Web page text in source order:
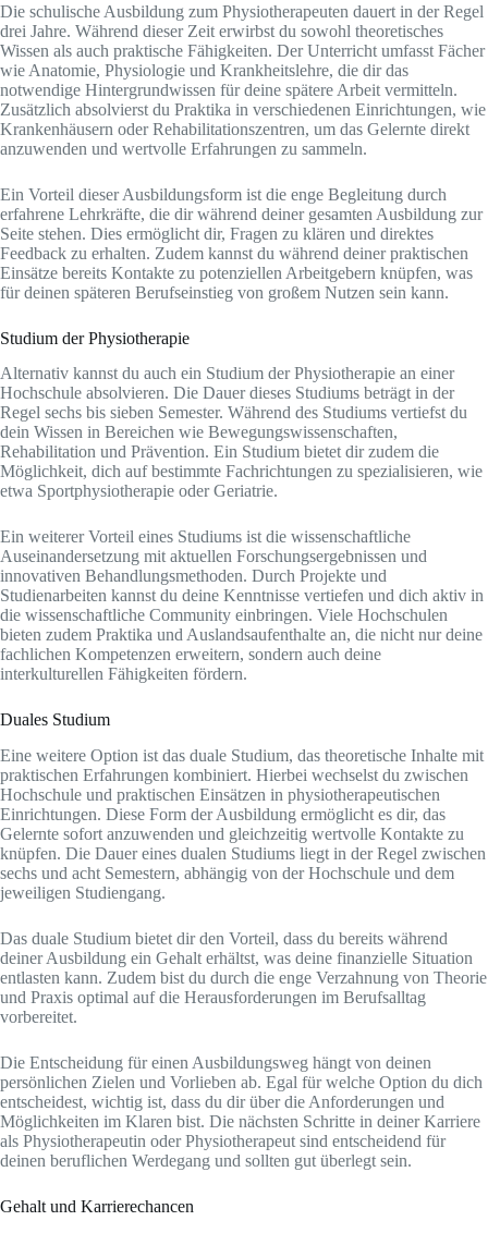
Die schulische Ausbildung zum Physiotherapeuten dauert in der Regel
drei Jahre. Während dieser Zeit erwirbst du sowohl theoretisches
Wissen als auch praktische Fähigkeiten. Der Unterricht umfasst Fächer
wie Anatomie, Physiologie und Krankheitslehre, die dir das
notwendige Hintergrundwissen für deine spätere Arbeit vermitteln.
Zusätzlich absolvierst du Praktika in verschiedenen Einrichtungen, wie
Krankenhäusern oder Rehabilitationszentren, um das Gelernte direkt
anzuwenden und wertvolle Erfahrungen zu sammeln.
Ein Vorteil dieser Ausbildungsform ist die enge Begleitung durch
erfahrene Lehrkräfte, die dir während deiner gesamten Ausbildung zur
Seite stehen. Dies ermöglicht dir, Fragen zu klären und direktes
Feedback zu erhalten. Zudem kannst du während deiner praktischen
Einsätze bereits Kontakte zu potenziellen Arbeitgebern knüpfen, was
für deinen späteren Berufseinstieg von großem Nutzen sein kann.
Studium der Physiotherapie
Alternativ kannst du auch ein Studium der Physiotherapie an einer
Hochschule absolvieren. Die Dauer dieses Studiums beträgt in der
Regel sechs bis sieben Semester. Während des Studiums vertiefst du
dein Wissen in Bereichen wie Bewegungswissenschaften,
Rehabilitation und Prävention. Ein Studium bietet dir zudem die
Möglichkeit, dich auf bestimmte Fachrichtungen zu spezialisieren, wie
etwa Sportphysiotherapie oder Geriatrie.
Ein weiterer Vorteil eines Studiums ist die wissenschaftliche
Auseinandersetzung mit aktuellen Forschungsergebnissen und
innovativen Behandlungsmethoden. Durch Projekte und
Studienarbeiten kannst du deine Kenntnisse vertiefen und dich aktiv in
die wissenschaftliche Community einbringen. Viele Hochschulen
bieten zudem Praktika und Auslandsaufenthalte an, die nicht nur deine
fachlichen Kompetenzen erweitern, sondern auch deine
interkulturellen Fähigkeiten fördern.
Duales Studium
Eine weitere Option ist das duale Studium, das theoretische Inhalte mit
praktischen Erfahrungen kombiniert. Hierbei wechselst du zwischen
Hochschule und praktischen Einsätzen in physiotherapeutischen
Einrichtungen. Diese Form der Ausbildung ermöglicht es dir, das
Gelernte sofort anzuwenden und gleichzeitig wertvolle Kontakte zu
knüpfen. Die Dauer eines dualen Studiums liegt in der Regel zwischen
sechs und acht Semestern, abhängig von der Hochschule und dem
jeweiligen Studiengang.
Das duale Studium bietet dir den Vorteil, dass du bereits während
deiner Ausbildung ein Gehalt erhältst, was deine finanzielle Situation
entlasten kann. Zudem bist du durch die enge Verzahnung von Theorie
und Praxis optimal auf die Herausforderungen im Berufsalltag
vorbereitet.
Die Entscheidung für einen Ausbildungsweg hängt von deinen
persönlichen Zielen und Vorlieben ab. Egal für welche Option du dich
entscheidest, wichtig ist, dass du dir über die Anforderungen und
Möglichkeiten im Klaren bist. Die nächsten Schritte in deiner Karriere
als Physiotherapeutin oder Physiotherapeut sind entscheidend für
deinen beruflichen Werdegang und sollten gut überlegt sein.
Gehalt und Karrierechancen